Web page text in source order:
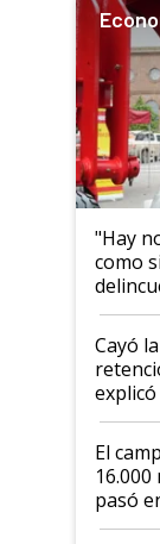
"Hay
como
al
habló
Cayó
El
pasó